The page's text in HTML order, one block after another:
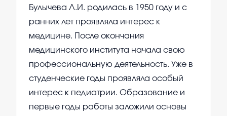
Булычева Л.И. родилась в 1950 году и с
ранних лет проявляла интерес к
медицине. После окончания
медицинского института начала свою
профессиональную деятельность. Уже в
студенческие годы проявляла особый
интерес к педиатрии. Образование и
первые годы работы заложили основы